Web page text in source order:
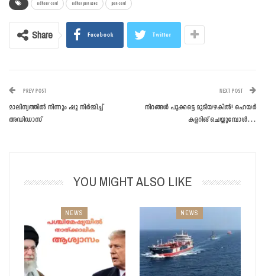
adhaar card adhar pan uses pan card
Share Facebook Twitter
PREV POST
മാലിന്യത്തില്‍ നിന്നും ഷൂ നിര്‍മ്മിച്ച്
അഡിഡാസ്
NEXT POST
നിറങ്ങള്‍ പൂക്കട്ടെ മുടിയഴകില്‍! ഹെയര്‍
കളറിങ് ചെയ്യുമ്പോള്‍…
YOU MIGHT ALSO LIKE
NEWS NEWS